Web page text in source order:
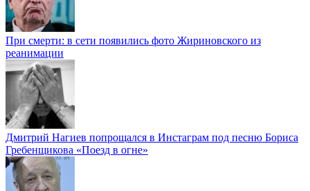
При смерти: в сети появились фото Жириновского из
реанимации
Дмитрий Нагиев попрощался в Инстаграм под песню Бориса
Гребенщикова «Поезд в огне»